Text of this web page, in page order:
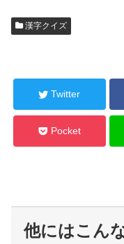
漢字クイズ
Twitter
Pocket
他にはこん